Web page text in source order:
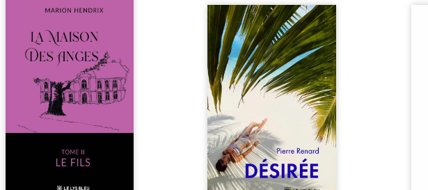
Nous sommes en 1979, soit 15
patriarche Anatole-Eustache.
La famille devra affronter non
seulement un inconnu qui rôde
autour du domaine et dont
Firmin, le fidèle majordome,
redoute les visites, le passé
encombrant d’Anatole-
Eustache, la malédiction
familiale, mais aussi la toute-
puissance de Gauthier. Mais
comment dompter cet enfant
avant qu’il ...
Au réveil, Pierre, jeune retraité,
découvre qu’il est devenu une
séduisante femme métissée de
trente ans. À peine a-t-il
commencé à apprivoiser ce
nouveau corps qu’Ange surgit
dans sa vie et fait vaciller
toutes ses certitudes. Entre
eux, l’attirance est immédiate,
brûlante jusqu’à ce qu’un
secret familial fasse planer
l’impensable : et s’ils étaient
demi-frère et ...
Aux
Des